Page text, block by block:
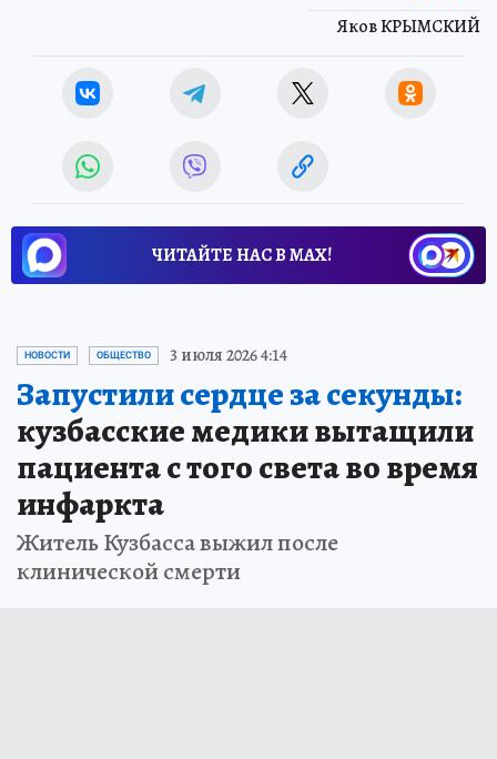
Яков КРЫМСКИЙ
ЧИТАЙТЕ НАС В МАХ!
НОВОСТИ ОБЩЕСТВО 3 июля 2026 4:14
Запустили сердце за секунды:
кузбасские медики вытащили
пациента с того света во время
инфаркта
Житель Кузбасса выжил после
клинической смерти